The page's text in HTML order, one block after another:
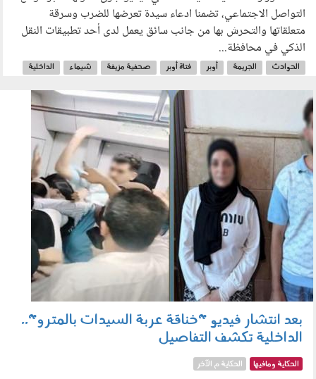
التواصل الاجتماعي، تضمنا ادعاء سيدة تعرضها للضرب وسرقة
متعلقاتها والتحرش بها من جانب سائق يعمل لدى أحد تطبيقات النقل
الذكي في محافظة...
الحوادث الجريمة أوبر فتاة أوبر صحفية مزيفة شيماء
الداخلية
310503.jpg
بعد انتشار فيديو "خناقة عربة السيدات بالمترو"..
الداخلية تكشف التفاصيل
الحكاية ومافيها الحكاية م الآخر